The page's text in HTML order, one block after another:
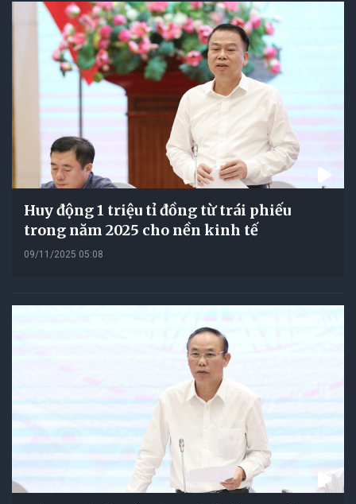
Huy động 1 triệu tỉ đồng từ trái phiếu
trong năm 2025 cho nền kinh tế
09/11/2025 05:08